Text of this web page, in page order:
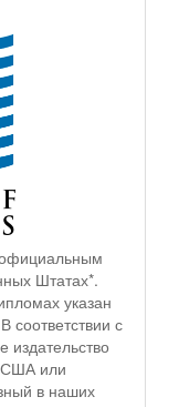
Штатах*.
указан
соответствии с
издательство
США или
в наших